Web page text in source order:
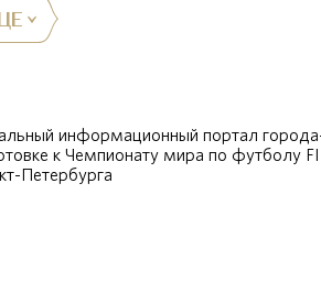
информационный портал
к Чемпионату мира по футболу
Петербурга